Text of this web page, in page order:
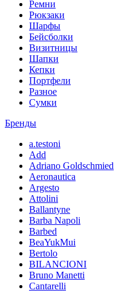
Ремни
Рюкзаки
Шарфы
Бейсболки
Визитницы
Шапки
Кепки
Портфели
Разное
Сумки
Бренды
a.testoni
Add
Adriano Goldschmied
Aeronautica
Argesto
Attolini
Ballantyne
Barba Napoli
Barbed
BeaYukMui
Bertolo
BILANCIONI
Bruno Manetti
Cantarelli